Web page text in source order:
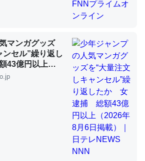
してるのでは」とあって面白い。海に
ガニ・ウミグモ）はカルシウムを使わ
る筈だが、酵素が違うのか？
】昆虫学の大問題＝「昆虫はなぜ海にいな
カルシウムを大量に使う脊椎動物と貝
マンガグッズ
セル”繰り返し
億円以上
）｜日テレ